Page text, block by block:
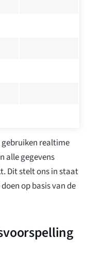
realtime
alle gegevens
Dit stelt ons in staat
op basis van de